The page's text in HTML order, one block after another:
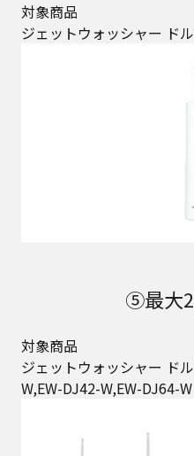
対象商品
ジェットウォッシャー ド
⑤最大
対象商品
ジェットウォッシャー ド
W,EW-DJ42-W,EW-DJ64-W